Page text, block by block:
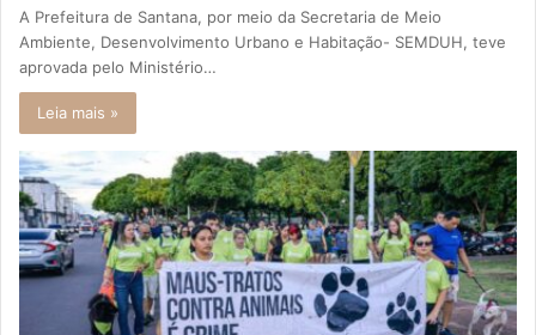
A Prefeitura de Santana, por meio da Secretaria de Meio
Ambiente, Desenvolvimento Urbano e Habitação- SEMDUH, teve
aprovada pelo Ministério…
Leia mais »